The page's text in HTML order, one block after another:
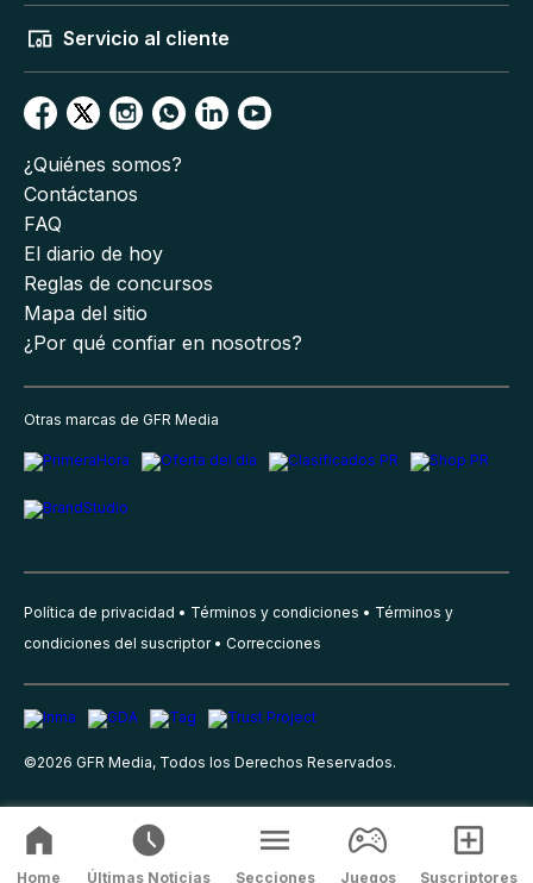
Servicio al cliente
¿Quiénes somos?
Contáctanos
FAQ
El diario de hoy
Reglas de concursos
Mapa del sitio
¿Por qué confiar en nosotros?
Otras marcas de GFR Media
Política de privacidad Términos y condiciones
Términos y
condiciones del suscriptor
Correcciones
©2026 GFR Media, Todos los Derechos Reservados.
Home Últimas Noticias Secciones Juegos Suscriptores